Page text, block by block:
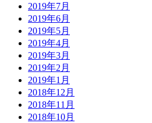
2019年7月
2019年6月
2019年5月
2019年4月
2019年3月
2019年2月
2019年1月
2018年12月
2018年11月
2018年10月